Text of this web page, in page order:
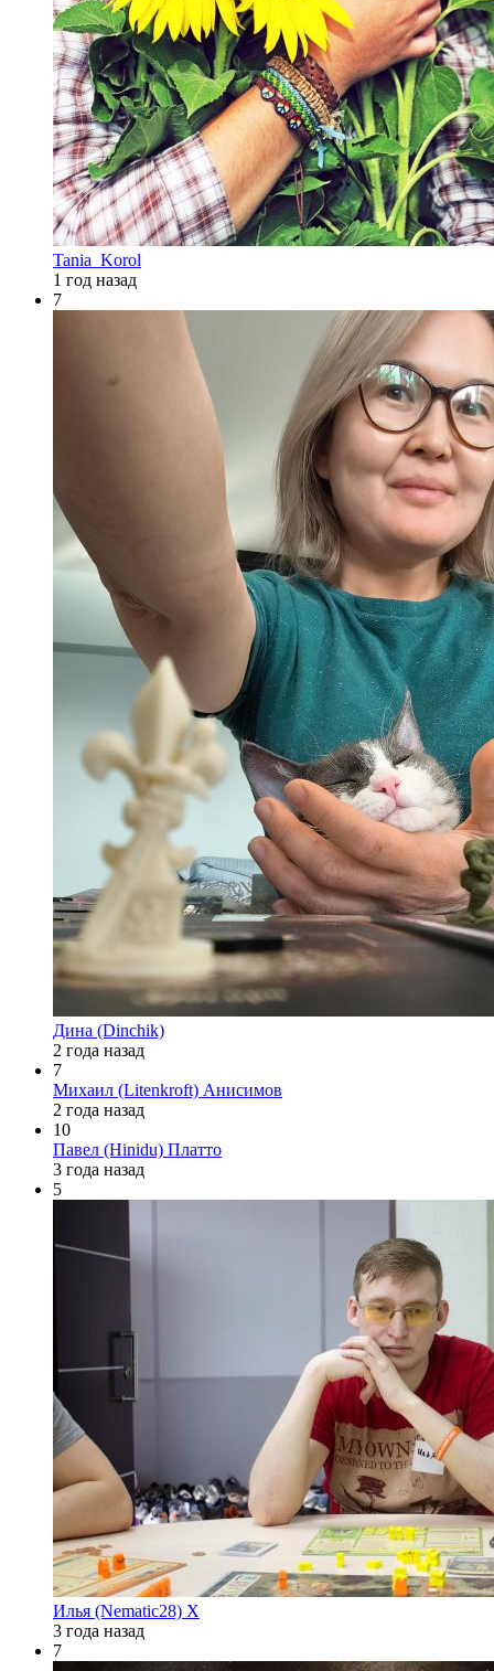
Tania_Korol
1 год назад
7
Дина (Dinchik)
2 года назад
7
Михаил (Litenkroft) Анисимов
2 года назад
10
Павел (Hinidu) Платто
3 года назад
5
Илья (Nematic28) Х
3 года назад
7